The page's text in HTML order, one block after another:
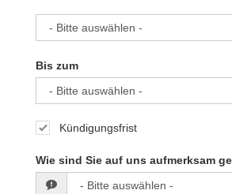
Bis zum
Kündigungsfrist
Wie sind Sie auf uns aufmerksam